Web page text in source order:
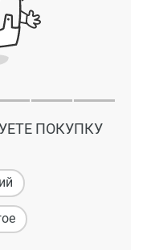
ПОКУПКУ